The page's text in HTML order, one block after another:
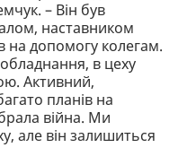
– Він був
наставником
на допомогу колегам.
в цеху
Активний,
планів на
війна. Ми
але він залишиться